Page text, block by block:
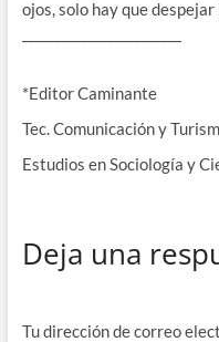
ojos, solo hay que despejar
*Editor Caminante
Tec. Comunicación y
Estudios en Sociología y
Deja una
Tu dirección de correo